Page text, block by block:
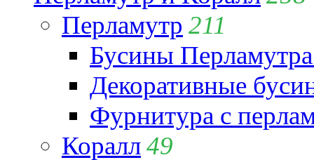
Перламутр 211
Бусины
Декоративные
Фурнитура с
Коралл49